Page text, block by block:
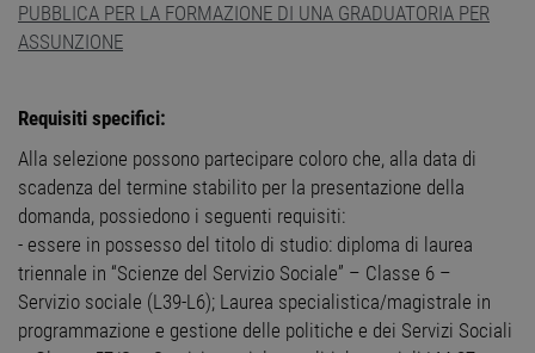
PUBBLICA PER LA FORMAZIONE DI UNA GRADUATORIA PER
ASSUNZIONE
Requisiti specifici:
Alla selezione possono partecipare coloro che, alla data di
scadenza del termine stabilito per la presentazione della
domanda, possiedono i seguenti requisiti:
- essere in possesso del titolo di studio: diploma di laurea
triennale in “Scienze del Servizio Sociale” – Classe 6 –
Servizio sociale (L39-L6); Laurea specialistica/magistrale in
programmazione e gestione delle politiche e dei Servizi Sociali